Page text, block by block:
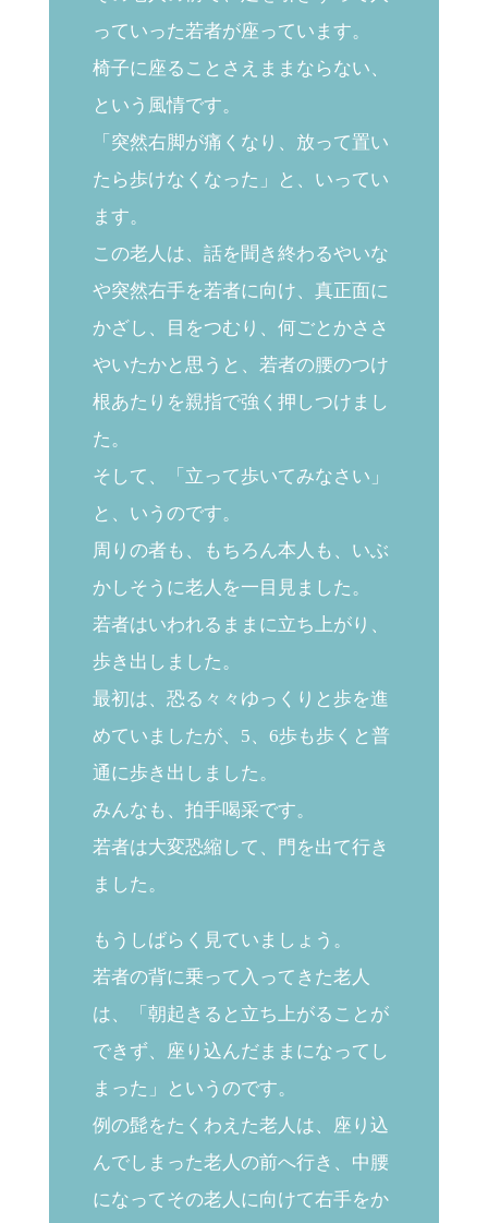
っていった若者が座っています。
椅子に座ることさえままならない、
という風情です。
「突然右脚が痛くなり、放って置い
たら歩けなくなった」と、いってい
ます。
この老人は、話を聞き終わるやいな
や突然右手を若者に向け、真正面に
かざし、目をつむり、何ごとかささ
やいたかと思うと、若者の腰のつけ
根あたりを親指で強く押しつけまし
た。
そして、「立って歩いてみなさい」
と、いうのです。
周りの者も、もちろん本人も、いぶ
かしそうに老人を一目見ました。
若者はいわれるままに立ち上がり、
歩き出しました。
最初は、恐る々々ゆっくりと歩を進
めていましたが、5、6歩も歩くと普
通に歩き出しました。
みんなも、拍手喝采です。
若者は大変恐縮して、門を出て行き
ました。
もうしばらく見ていましょう。
若者の背に乗って入ってきた老人
は、「朝起きると立ち上がることが
できず、座り込んだままになってし
まった」というのです。
例の髭をたくわえた老人は、座り込
んでしまった老人の前へ行き、中腰
になってその老人に向けて右手をか